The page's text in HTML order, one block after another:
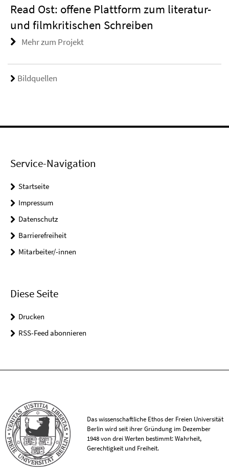
Read Ost: offene Plattform zum literatur-
und filmkritischen Schreiben
Mehr zum Projekt
Bildquellen
Service-Navigation
Startseite
Impressum
Datenschutz
Barrierefreiheit
Mitarbeiter/-innen
Diese Seite
Drucken
RSS-Feed abonnieren
Das wissenschaftliche Ethos der Freien Universität
Berlin wird seit ihrer Gründung im Dezember
1948 von drei Werten bestimmt: Wahrheit,
Gerechtigkeit und Freiheit.